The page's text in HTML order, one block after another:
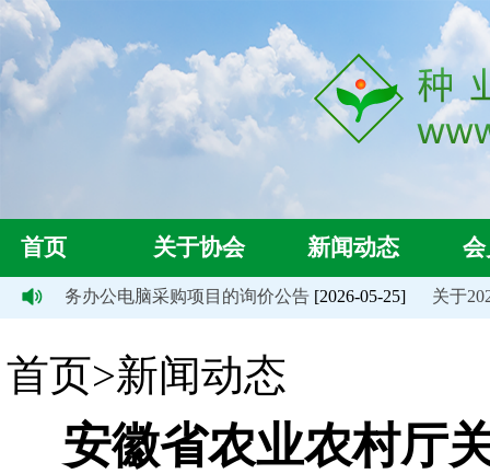
首页 关于协会 新闻动态
财务办公电脑采购项目的询价公告 [2026-05-25] 关于2026
首页>新闻动态
安徽省农业农村厅